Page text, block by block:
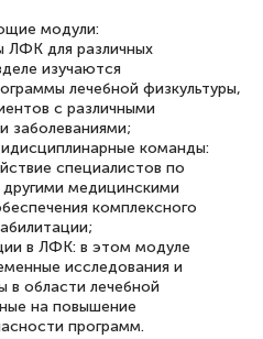
помогли
Это
рекомендации,
подготовку
пройти
Спасибо!
модули:
ЛФК для различных
изучаются
лечебной физкультуры,
с различными
заболеваниями;
команды:
специалистов по
другими медицинскими
комплексного
в ЛФК: в этом модуле
исследования и
в области лечебной
на повышение
программ.